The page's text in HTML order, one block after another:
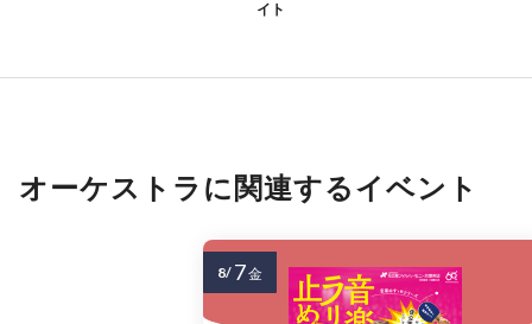
イト
オーケストラに関連するイベント
8/ 7金